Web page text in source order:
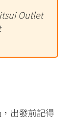
Outlet
出發前記得